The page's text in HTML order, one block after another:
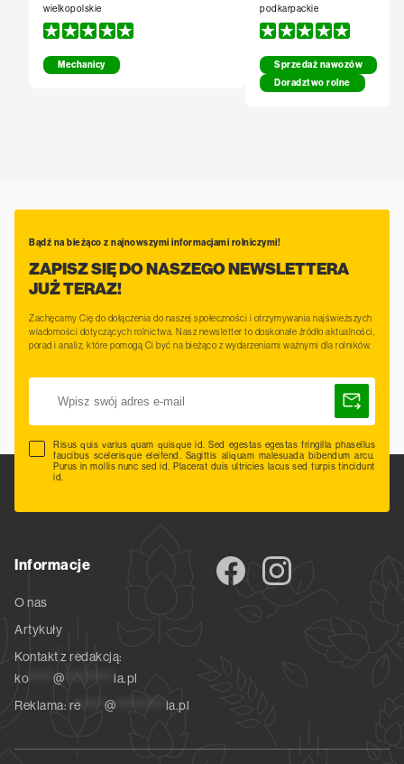
wielkopolskie
Mechanicy
podkarpackie
Sprzedaż nawozów
Doradztwo rolne
Bądź na bieżąco z najnowszymi informacjami rolniczymi!
ZAPISZ SIĘ DO NASZEGO NEWSLETTERA
JUŻ TERAZ!
Zachęcamy Cię do dołączenia do naszej społeczności i otrzymywania najświeższych
wiadomości dotyczących rolnictwa. Nasz newsletter to doskonałe źródło aktualności,
porad i analiz, które pomogą Ci być na bieżąco z wydarzeniami ważnymi dla rolników.
Risus quis varius quam quisque id. Sed egestas egestas fringilla phasellus
faucibus scelerisque eleifend. Sagittis aliquam malesuada bibendum arcu.
Purus in mollis nunc sed id. Placerat duis ultricies lacus sed turpis tincidunt
id.
Informacje
O nas
Artykuły
Kontakt z redakcją:
ko***** @ ********** ia.pl
Reklama: re***** @ ********** ia.pl